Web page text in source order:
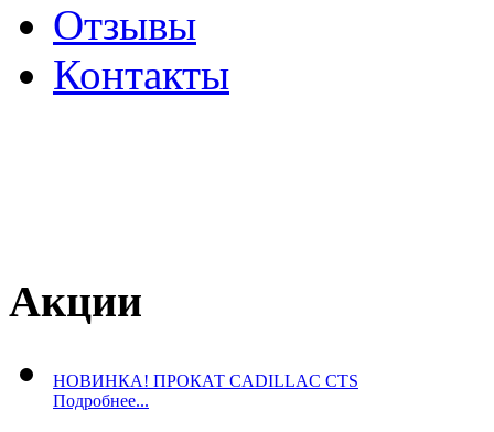
Отзывы
­Контакты
Акции
НОВИНКА! ПРОКАТ CADILLAC CTS
Подробнее...